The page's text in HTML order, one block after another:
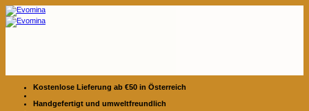
Zum
Inhalt
springen
Kostenlose Lieferung ab €50 in Österreich
Handgefertigt und umweltfreundlich